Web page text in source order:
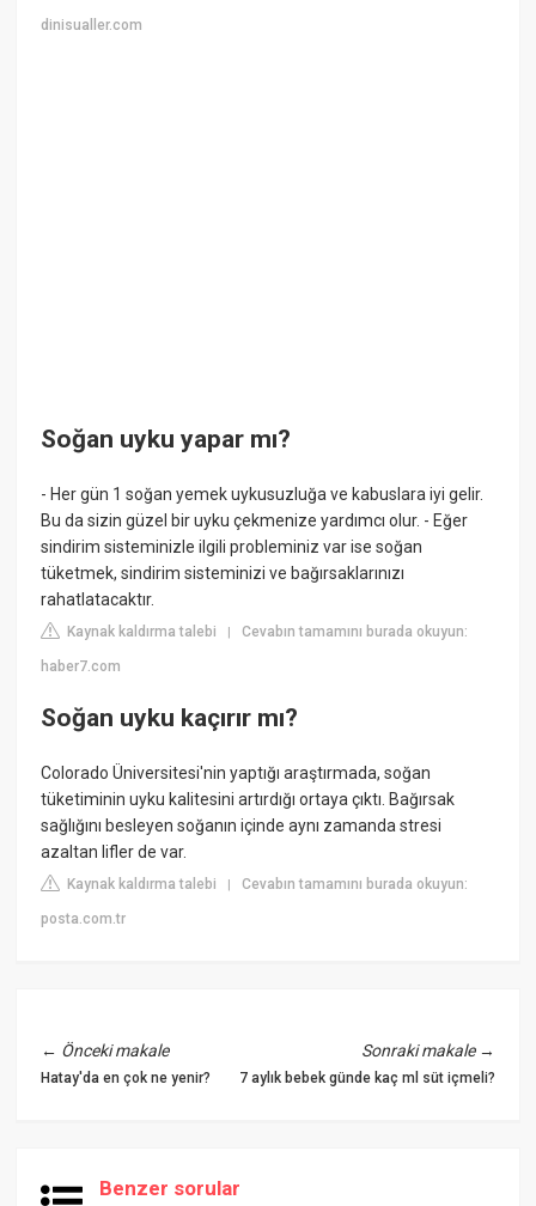
dinisualler.com
Soğan uyku yapar mı?
- Her gün 1 soğan yemek uykusuzluğa ve kabuslara iyi gelir.
Bu da sizin güzel bir uyku çekmenize yardımcı olur. - Eğer
sindirim sisteminizle ilgili probleminiz var ise soğan
tüketmek, sindirim sisteminizi ve bağırsaklarınızı
rahatlatacaktır.
Kaynak kaldırma talebi |Cevabın tamamını burada okuyun:
haber7.com
Soğan uyku kaçırır mı?
Colorado Üniversitesi'nin yaptığı araştırmada, soğan
tüketiminin uyku kalitesini artırdığı ortaya çıktı. Bağırsak
sağlığını besleyen soğanın içinde aynı zamanda stresi
azaltan lifler de var.
Kaynak kaldırma talebi |Cevabın tamamını burada okuyun:
posta.com.tr
← Önceki makale
Hatay'da en çok ne yenir?
Sonraki makale→
7 aylık bebek günde kaç ml süt içmeli?
Benzer sorular